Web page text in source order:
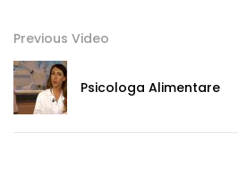
Previous Video
Psicologa Alimentare